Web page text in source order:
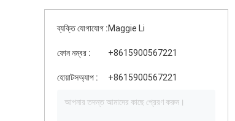
ব্যক্তি যোগাযোগ :Maggie Li
ফোন নম্বর : +8615900567221
হোয়াটসঅ্যাপ : +8615900567221